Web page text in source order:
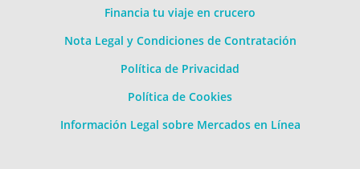
Financia tu viaje en crucero
Nota Legal y Condiciones de Contratación
Política de Privacidad
Política de Cookies
Información Legal sobre Mercados en Línea